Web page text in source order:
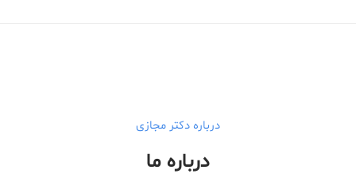
درباره دکتر مجازی
درباره ما